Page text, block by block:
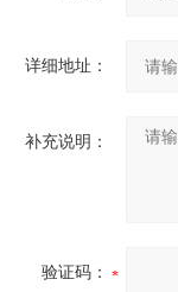
详细地址：
补充说明：
验证码：